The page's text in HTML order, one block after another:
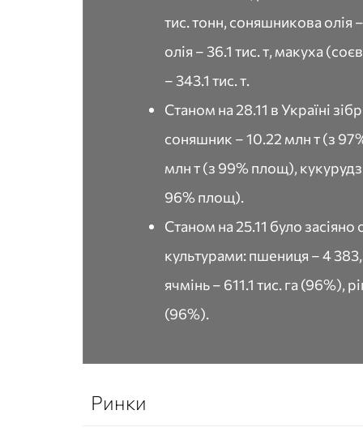
тис. тонн, соняшникова олія
олія – 36.1 тис. т, макуха
– 343.1 тис. т.
Станом на 28.11 в Україні
соняшник – 10.22 млн т (з
млн т (з 99% площ),
96% площ).
Станом на 25.11 було
культурами: пшениця – 4
ячмінь – 611.1 тис. га (96%),
(96%).
Ринки